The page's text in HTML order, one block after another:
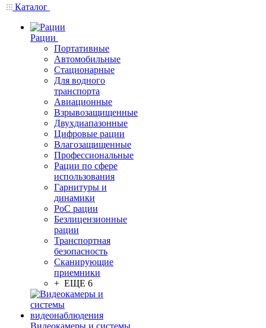
Каталог
Рации
Портативные
Автомобильные
Стационарные
Для водного
транспорта
Авиационные
Взрывозащищенные
Двухдиапазонные
Цифровые рации
Влагозащищенные
Профессиональные
Рации по сфере
использования
Гарнитуры и
динамики
PoC рации
Безлицензионные
рации
Транспортная
безопасность
Сканирующие
приемники
+ ЕЩЕ 6
Видеокамеры и системы